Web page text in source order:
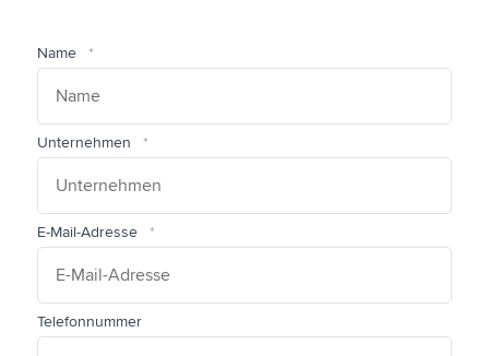
Name
Unternehmen
E-Mail-Adresse
Telefonnummer